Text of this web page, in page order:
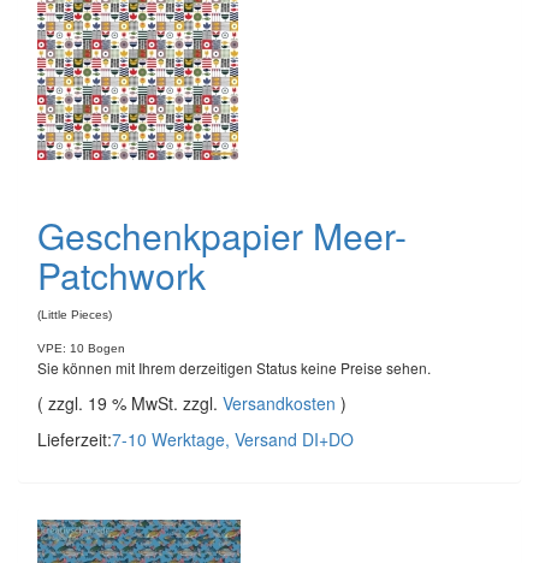
Geschenkpapier Meer-
Patchwork
(Little Pieces)
VPE: 10 Bogen
Sie können mit Ihrem derzeitigen Status keine Preise sehen.
( zzgl. 19 % MwSt. zzgl. Versandkosten )
Lieferzeit:7-10 Werktage, Versand DI+DO